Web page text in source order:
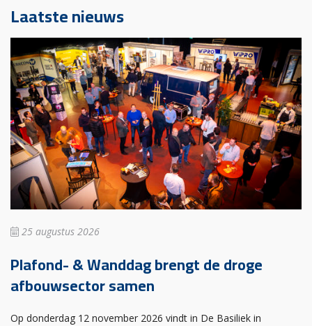
Laatste nieuws
25 augustus 2026
Plafond- & Wanddag brengt de droge
afbouwsector samen
Op donderdag 12 november 2026 vindt in De Basiliek in